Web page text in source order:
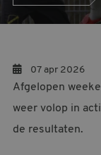
DE CLUB
NAC ZAKEN
MAATSCHAPPELIJK
Afgelopen
weer volop in
de resultaten.
07 apr 2026